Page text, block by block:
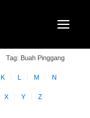
Tag: Buah Pinggang
K L M N
X Y Z